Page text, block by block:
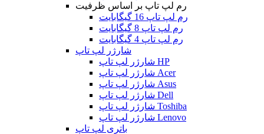
رم لپ تاپ بر اساس ظرفیت
رم لپ تاپ 16 گیگابایت
رم لپ تاپ 8 گیگابایت
رم لپ تاپ 4 گیگابایت
شارژر لپ تاپ
شارژر لپ تاپ HP
شارژر لپ تاپ Acer
شارژر لپ تاپ Asus
شارژر لپ تاپ Dell
شارژر لپ تاپ Toshiba
شارژر لپ تاپ Lenovo
باتری لپ تاپ